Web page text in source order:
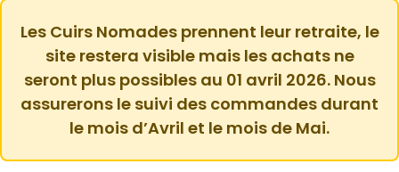
Les Cuirs Nomades prennent leur retraite, le
site restera visible mais les achats ne
seront plus possibles au 01 avril 2026. Nous
assurerons le suivi des commandes durant
le mois d’Avril et le mois de Mai.